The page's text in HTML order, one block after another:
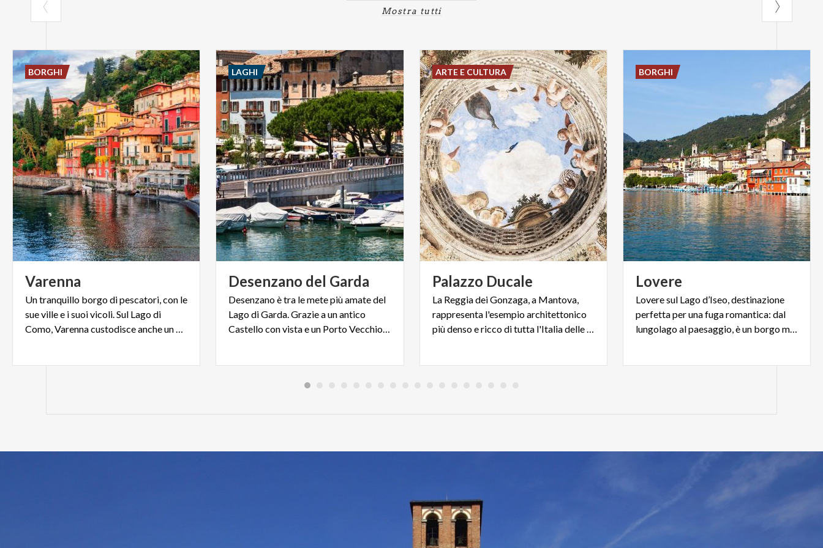
Mostra tutti
Varenna
Un tranquillo borgo di pescatori, con le
sue ville e i suoi vicoli. Sul Lago di
Como, Varenna custodisce anche un giardino meraviglia
BORGHI
Desenzano del Garda
Desenzano è tra le mete più amate del
Lago di Garda. Grazie a un antico
Castello con vista e un Porto Vecchio dalla frizzante movida
LAGHI
Palazzo Ducale
La Reggia dei Gonzaga, a Mantova,
rappresenta l'esempio architettonico
più denso e ricco di tutta l'Italia delle signorie.
ARTE E CULTURA
Lovere
Lovere sul Lago d’Iseo, destinazione
perfetta per una fuga romantica: dal
lungolago al paesaggio, è un borgo medievale tutto da scoprire
BORGHI